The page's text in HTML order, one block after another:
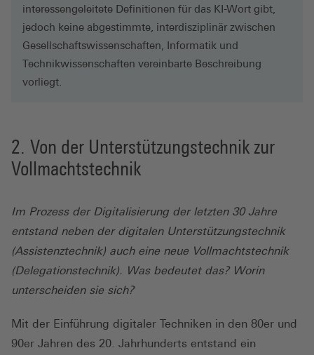
interessengeleitete Definitionen für das KI-Wort gibt,
jedoch keine abgestimmte, interdisziplinär zwischen
Gesellschaftswissenschaften, Informatik und
Technikwissenschaften vereinbarte Beschreibung
vorliegt.
Von der Unterstützungstechnik zur
Vollmachtstechnik
Im Prozess der Digitalisierung der letzten 30 Jahre
entstand neben der digitalen Unterstützungstechnik
(Assistenztechnik) auch eine neue Vollmachtstechnik
(Delegationstechnik). Was bedeutet das? Worin
unterscheiden sie sich?
Mit der Einführung digitaler Techniken in den 80er und
90er Jahren des 20. Jahrhunderts entstand ein